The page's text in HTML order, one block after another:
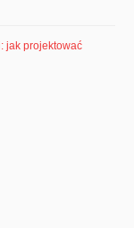
jak projektować